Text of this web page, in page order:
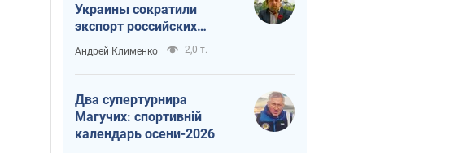
Украины сократили
экспорт российских
нефтепродуктов
Андрей Клименко 2,0 т.
Два супертурнира
Магучих: спортивній
календарь осени-2026